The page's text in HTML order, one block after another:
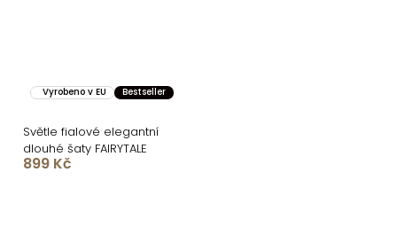
Vyrobeno v EU Bestseller
Světle fialové elegantní
dlouhé šaty FAIRYTALE
899 Kč